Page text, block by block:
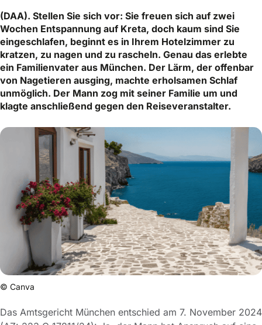
(DAA). Stellen Sie sich vor: Sie freuen sich auf zwei
Wochen Entspannung auf Kreta, doch kaum sind Sie
eingeschlafen, beginnt es in Ihrem Hotelzimmer zu
kratzen, zu nagen und zu rascheln. Genau das erlebte
ein Familienvater aus München. Der Lärm, der offenbar
von Nagetieren ausging, machte erholsamen Schlaf
unmöglich. Der Mann zog mit seiner Familie um und
klagte anschließend gegen den Reiseveranstalter.
© Canva
Das Amtsgericht München entschied am 7. November 2024